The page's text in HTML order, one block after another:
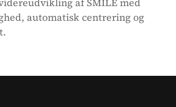
automatisk centrering og